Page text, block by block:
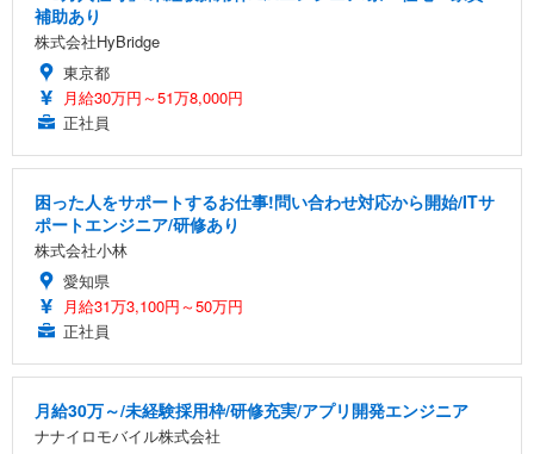
補助あり
株式会社HyBridge
東京都
月給30万円～51万8,000円
正社員
困った人をサポートするお仕事!問い合わせ対応から開始/ITサ
ポートエンジニア/研修あり
株式会社小林
愛知県
月給31万3,100円～50万円
正社員
月給30万～/未経験採用枠/研修充実/アプリ開発エンジニア
ナナイロモバイル株式会社